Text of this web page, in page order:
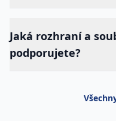
Jaká rozhraní a
podporujete?